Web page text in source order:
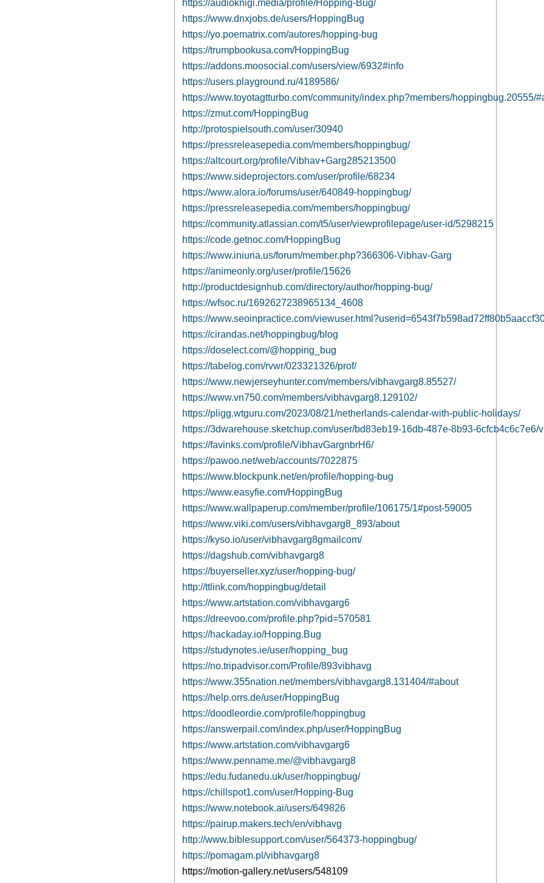
https://audioknigi.media/profile/Hopping-Bug/
https://www.dnxjobs.de/users/HoppingBug
https://yo.poematrix.com/autores/hopping-bug
https://trumpbookusa.com/HoppingBug
https://addons.moosocial.com/users/view/6932#info
https://users.playground.ru/4189586/
https://www.toyotagtturbo.com/community/index.php?members/hoppingbug.20555/
https://zmut.com/HoppingBug
http://protospielsouth.com/user/30940
https://pressreleasepedia.com/members/hoppingbug/
https://altcourt.org/profile/Vibhav+Garg285213500
https://www.sideprojectors.com/user/profile/68234
https://www.alora.io/forums/user/640849-hoppingbug/
https://pressreleasepedia.com/members/hoppingbug/
https://community.atlassian.com/t5/user/viewprofilepage/user-id/5298215
https://code.getnoc.com/HoppingBug
https://www.iniuria.us/forum/member.php?366306-Vibhav-Garg
https://animeonly.org/user/profile/15626
http://productdesignhub.com/directory/author/hopping-bug/
https://wfsoc.ru/1692627238965134_4608
https://www.seoinpractice.com/
https://cirandas.net/hoppingbug/blog
https://doselect.com/@hopping_bug
https://tabelog.com/rvwr/023321326/prof/
https://www.newjerseyhunter.com/members/vibhavgarg8.85527/
https://www.vn750.com/members/vibhavgarg8.129102/
https://pligg.wtguru.com/2023/08/21/netherlands-calendar-with-public-holidays/
https://3dwarehouse.sketchup.com/user/bd83eb19-16db-487e-8b93-6cfcb4c6c7e6/
https://favinks.com/profile/VibhavGargnbrH6/
https://pawoo.net/web/accounts/7022875
https://www.blockpunk.net/en/profile/hopping-bug
https://www.easyfie.com/HoppingBug
https://www.wallpaperup.com/member/profile/106175/1#post-59005
https://www.viki.com/users/vibhavgarg8_893/about
https://kyso.io/user/vibhavgarg8gmailcom/
https://dagshub.com/vibhavgarg8
https://buyerseller.xyz/user/hopping-bug/
http://ttlink.com/hoppingbug/detail
https://www.artstation.com/vibhavgarg6
https://dreevoo.com/profile.php?pid=570581
https://hackaday.io/Hopping.Bug
https://studynotes.ie/user/hopping_bug
https://no.tripadvisor.com/Profile/893vibhavg
https://www.355nation.net/members/vibhavgarg8.131404/#about
https://help.orrs.de/user/HoppingBug
https://doodleordie.com/profile/hoppingbug
https://answerpail.com/index.php/user/HoppingBug
https://www.artstation.com/vibhavgarg6
https://www.penname.me/@vibhavgarg8
https://edu.fudanedu.uk/user/hoppingbug/
https://chillspot1.com/user/Hopping-Bug
https://www.notebook.ai/users/649826
https://pairup.makers.tech/en/vibhavg
http://www.biblesupport.com/user/564373-hoppingbug/
https://pomagam.pl/vibhavgarg8
https://motion-gallery.net/users/548109